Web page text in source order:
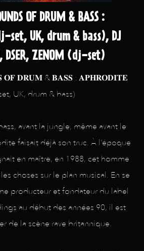
OF DRUM & BASS :
set, UK, drum & bass), DJ
DSER, ZENOM (dj-set)
𝐎𝐅 𝐃𝐑𝐔𝐌 & 𝐁𝐀𝐒𝐒 : 𝐀𝐏𝐇𝐑𝐎𝐃𝐈𝐓𝐄
UK, drum & bass)
avant la jungle, même avant le
faisait déjà son truc. À l’époque
en maître, en 1988, cet homme
choses sur le plan musical. En se
producteur et fondateur du label
au début des années 90, il est
de la scène rave britannique.